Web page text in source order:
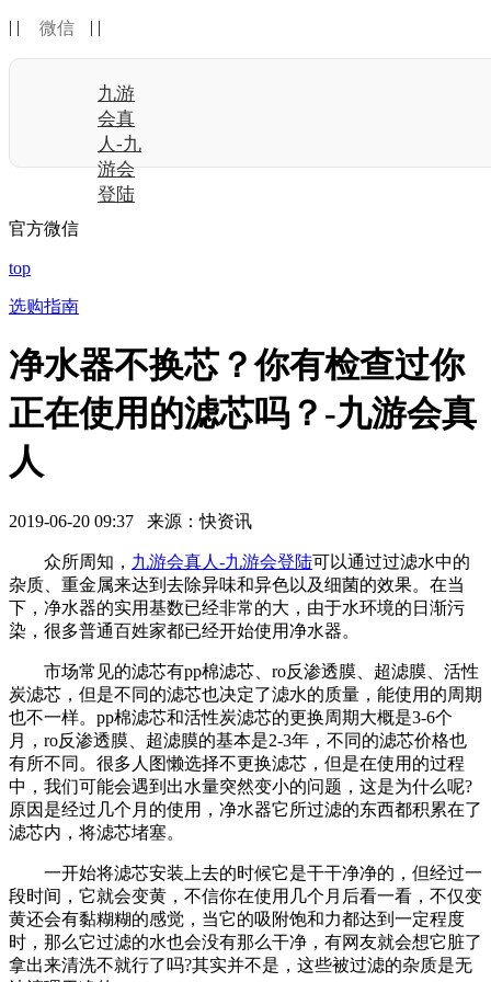
| | 微信 | |
九游
会真
人-九
游会
登陆
官方微信
top
选购指南
净水器不换芯？你有检查过你
正在使用的滤芯吗？-九游会真
人
2019-06-20 09:37 来源：快资讯
众所周知， 九游会真人-九游会登陆可以通过过滤水中的
杂质、重金属来达到去除异味和异色以及细菌的效果。在当
下，净水器的实用基数已经非常的大，由于水环境的日渐污
染，很多普通百姓家都已经开始使用净水器。
市场常见的滤芯有pp棉滤芯、ro反渗透膜、超滤膜、活性
炭滤芯，但是不同的滤芯也决定了滤水的质量，能使用的周期
也不一样。pp棉滤芯和活性炭滤芯的更换周期大概是3-6个
月，ro反渗透膜、超滤膜的基本是2-3年，不同的滤芯价格也
有所不同。很多人图懒选择不更换滤芯，但是在使用的过程
中，我们可能会遇到出水量突然变小的问题，这是为什么呢?
原因是经过几个月的使用，净水器它所过滤的东西都积累在了
滤芯内，将滤芯堵塞。
一开始将滤芯安装上去的时候它是干干净净的，但经过一
段时间，它就会变黄，不信你在使用几个月后看一看，不仅变
黄还会有黏糊糊的感觉，当它的吸附饱和力都达到一定程度
时，那么它过滤的水也会没有那么干净，有网友就会想它脏了
拿出来清洗不就行了吗?其实并不是，这些被过滤的杂质是无